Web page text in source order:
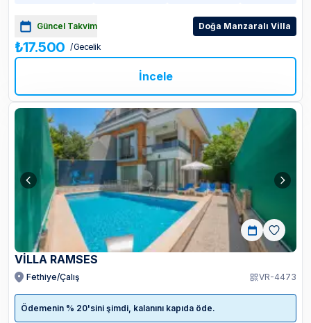
Güncel Takvim Doğa Manzaralı Villa
₺17.500 / Gecelik
İncele
VİLLA RAMSES
Fethiye/Çalış VR-4473
Ödemenin % 20'sini şimdi, kalanını kapıda öde.